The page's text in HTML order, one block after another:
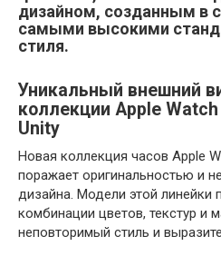
дизайном, созданным в
самыми высокими
стиля.
Уникальный внешний
коллекции Apple
Unity
Новая коллекция часов Apple
поражает оригинальностью и
дизайна. Модели этой линейки
комбинации цветов, текстур и
неповторимый стиль и